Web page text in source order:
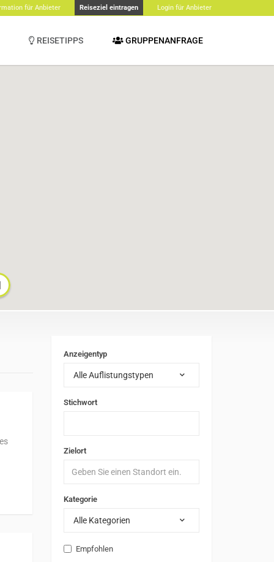
für Anbieter Reiseziel eintragen Login für Anbieter
REISETIPPS GRUPPENANFRAGE
Anzeigentyp
Alle Auflistungstypen
Stichwort
Zielort
Kategorie
Alle Kategorien
Empfohlen